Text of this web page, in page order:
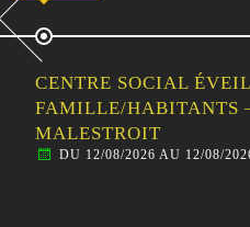
CENTRE SOCIAL
FAMILLE/HABITANTS
MALESTROIT
DU 12/08/2026 AU 12/08/